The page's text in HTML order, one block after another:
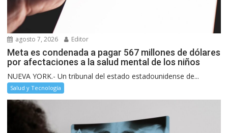
agosto 7, 2026 Editor
Meta es condenada a pagar 567 millones de dólares
por afectaciones a la salud mental de los niños
NUEVA YORK.- Un tribunal del estado estadounidense de...
Salud y Tecnología